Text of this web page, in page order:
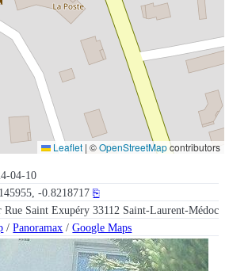
04-10
-0.8218717 ⎘
Rue Saint Exupéry 33112 Saint-Laurent-Médoc
/Panoramax /Google Maps
Leaflet | ©OpenStreetMapcontributors